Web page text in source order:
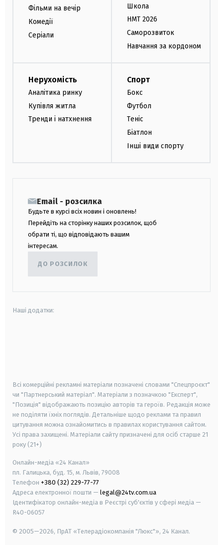
Фільми на вечір
Комедії
Серіали
Школа
НМТ 2026
Саморозвиток
Навчання за кордоном
Нерухомість
Аналітика ринку
Купівля житла
Тренди і натхнення
Спорт
Бокс
Футбол
Теніс
Біатлон
Інші види спорту
Email - розсилка
Будьте в курсі всіх новин і оновлень!
Перейдіть на сторінку наших розсилок, щоб
обрати ті, що відповідають вашим
інтересам.
ДО РОЗСИЛОК
Наші додатки:
Всі комерційні рекламні матеріали позначені словами "Спецпроєкт"
чи "Партнерський матеріал". Матеріали з позначкою "Експерт",
"Позиція" відображають позицію авторів та героїв. Редакція може
не поділяти їхніх поглядів. Детальніше щодо реклами та правил
цитування можна ознайомитись в правилах користування сайтом.
Усі права захищені. Матеріали сайту призначені для осіб старше 21
року (21+)
Онлайн-медіа «24 Канал»
пл. Галицька, буд. 15, м. Львів, 79008
Телефон +380 (32) 229-77-77
Адреса електронної пошти — legal@24tv.com.ua
Ідентифікатор онлайн-медіа в Реєстрі суб'єктів у сфері медіа —
R40-06057
© 2005—2026, ПрАТ «Телерадіокомпанія "Люкс"», 24 Канал.